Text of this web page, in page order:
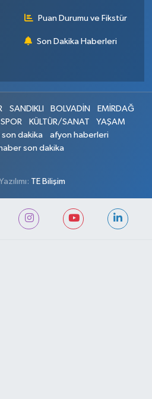
Puan Durumu ve Fikstür
Son Dakika Haberleri
SANDIKLI BOLVADİN
EMİRDAĞ
SPOR KÜLTÜR/SANAT
YAŞAM
dakika
afyon haberleri
son dakika
TE Bilişim